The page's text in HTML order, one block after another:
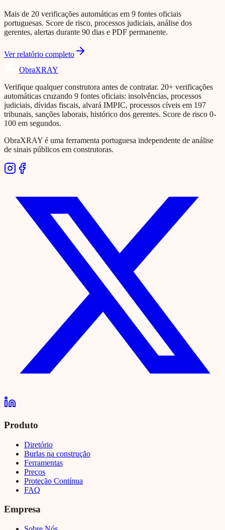
Mais de 20 verificações automáticas em 9 fontes oficiais
portuguesas. Score de risco, processos judiciais, análise dos
gerentes, alertas durante 90 dias e PDF permanente.
Ver relatório completo
ObraXRAY
Verifique qualquer construtora antes de contratar. 20+ verificações
automáticas cruzando 9 fontes oficiais: insolvências, processos
judiciais, dívidas fiscais, alvará IMPIC, processos cíveis em 197
tribunais, sanções laborais, histórico dos gerentes. Score de risco 0-
100 em segundos.
ObraXRAY é uma ferramenta portuguesa independente de análise
de sinais públicos em construtoras.
Produto
Diretório
Burlas na construção
Ferramentas
Preços
Proteção Contínua
FAQ
Empresa